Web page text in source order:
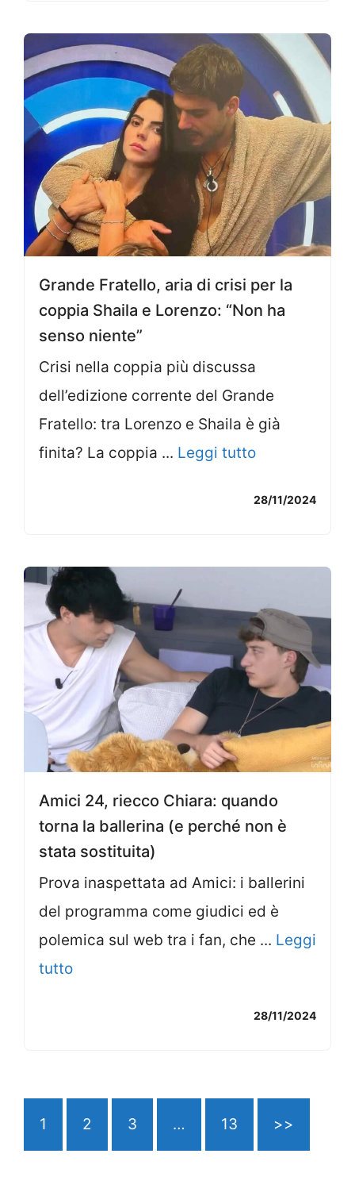
Grande Fratello, aria di crisi per la
coppia Shaila e Lorenzo: “Non ha
senso niente”
Crisi nella coppia più discussa
dell’edizione corrente del Grande
Fratello: tra Lorenzo e Shaila è già
finita? La coppia ... Leggi tutto
28/11/2024
Amici 24, riecco Chiara: quando
torna la ballerina (e perché non è
stata sostituita)
Prova inaspettata ad Amici: i ballerini
del programma come giudici ed è
polemica sul web tra i fan, che ... Leggi
tutto
28/11/2024
1 2 3 … 13 >>